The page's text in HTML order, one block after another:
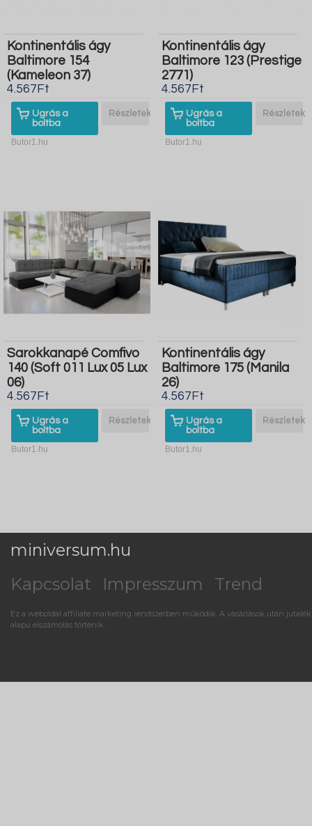
Kontinentális ágy
Baltimore 154
(Kameleon 37)
4.567Ft
Ugrás a
boltba
Részletek
Butor1.hu
Kontinentális ágy
Baltimore 123 (Prestige
2771)
4.567Ft
Ugrás a
boltba
Részletek
Butor1.hu
Sarokkanapé Comfivo
140 (Soft 011 Lux 05 Lux
06)
4.567Ft
Ugrás a
boltba
Részletek
Butor1.hu
Kontinentális ágy
Baltimore 175 (Manila
26)
4.567Ft
Ugrás a
boltba
Részletek
Butor1.hu
miniversum.hu
Kapcsolat
Impresszum Trend
Ez a weboldal affiliate marketing rendszerben működik. A vásárlások után jutalék
alapú elszámolás történik.